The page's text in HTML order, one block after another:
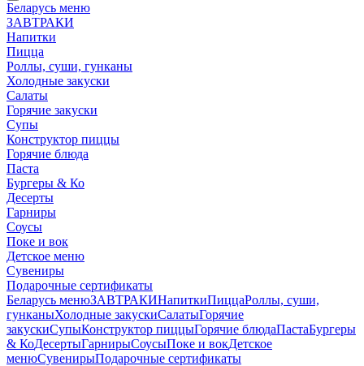
Беларусь меню
ЗАВТРАКИ
Напитки
Пицца
Роллы, суши, гунканы
Холодные закуски
Салаты
Горячие закуски
Супы
Конструктор пиццы
Горячие блюда
Паста
Бургеры & Ко
Десерты
Гарниры
Соусы
Поке и вок
Детское меню
Сувениры
Подарочные сертификаты
Беларусь менюЗАВТРАКИНапиткиПиццаРоллы, суши,
гунканыХолодные закускиСалатыГорячие
закускиСупыКонструктор пиццыГорячие блюдаПастаБургеры
& КоДесертыГарнирыСоусыПоке и вокДетское
менюСувенирыПодарочные сертификаты